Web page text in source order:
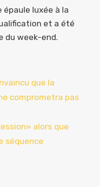
épaule luxée à la
et a été
du week-end.
que la
comprometra pas
alors que
séquence